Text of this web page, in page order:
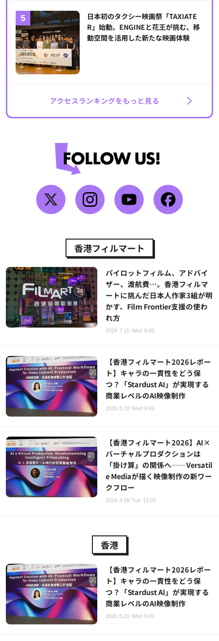
日本初のタクシー映画祭「TAXIATE
R」始動。ENGINEと花王が挑む、移
動空間を活用した新たな映画体験
アクセスランキングをもっと見る
香港フィルマート
パイロットフィルム、アドバイ
ザー、渡航費…。香港フィルマ
ートに挑んだ日本人作家3組が明
かす、Film Frontier支援の使わ
れ方
2026.7.15 Wed 9:00
【香港フィルマート2026レポー
ト】キャラの一貫性をどう保
つ？「Stardust AI」が実現する
商業レベルのAI映像制作
2026.5.20 Wed 9:00
【香港フィルマート2026】AI×
バーチャルプロダクションは
「掛け算」の関係へ──Versatil
e Mediaが描く映像制作の新ワー
クフロー
2026.4.28 Tue 12:00
香港
【香港フィルマート2026レポー
ト】キャラの一貫性をどう保
つ？「Stardust AI」が実現する
商業レベルのAI映像制作
2026.5.20 Wed 9:00